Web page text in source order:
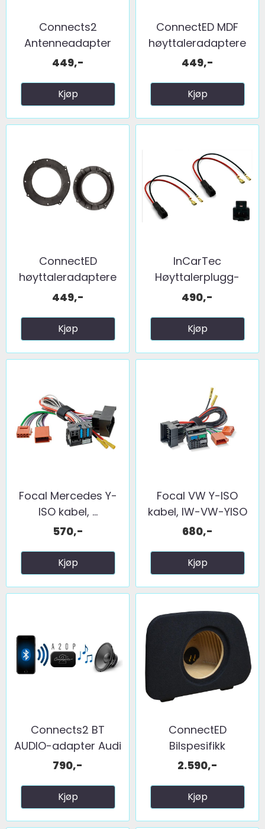
Connects2
Antenneadapter
(FM) 2 x fakra ...
449,-
Kjøp
ConnectED MDF
høyttaleradaptere
(165mm) ...
449,-
Kjøp
ConnectED
høyttaleradaptere
(165mm) ...
449,-
Kjøp
InCarTec
Høyttalerplugg-
adaptere ...
490,-
Kjøp
Focal Mercedes Y-
ISO kabel, ...
570,-
Kjøp
Focal VW Y-ISO
kabel, IW-VW-YISO
680,-
Kjøp
Connects2 BT
AUDIO-adapter Audi
...
790,-
Kjøp
ConnectED
Bilspesifikk
basskasse 8" ...
2.590,-
Kjøp